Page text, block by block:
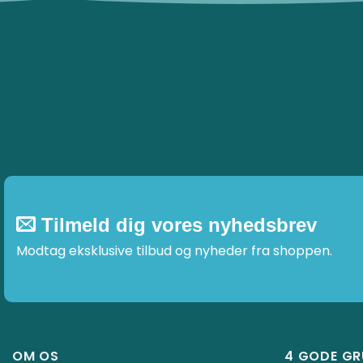
varianter.
varianter.
Tilmeld dig vores nyhedsbrev
Modtag eksklusive tilbud og nyheder fra shoppen.
OM OS 4 GODE